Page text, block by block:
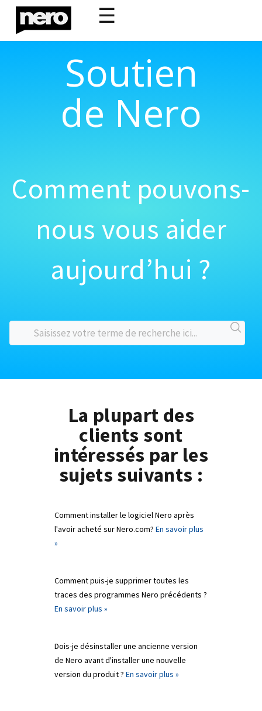
☰
Soutien
de Nero
Comment pouvons-
nous vous aider
aujourd’hui ?
La plupart des
clients sont
intéressés par les
sujets suivants :
Comment installer le logiciel Nero après
l'avoir acheté sur Nero.com? En savoir plus
»
Comment puis-je supprimer toutes les
traces des programmes Nero précédents ?
En savoir plus »
Dois-je désinstaller une ancienne version
de Nero avant d'installer une nouvelle
version du produit ? En savoir plus »